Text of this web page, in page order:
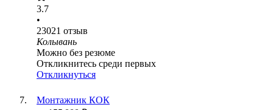
3.7
•
23021 отзыв
Колывань
Можно без резюме
Откликнитесь среди первых
Откликнуться
Монтажник КОК